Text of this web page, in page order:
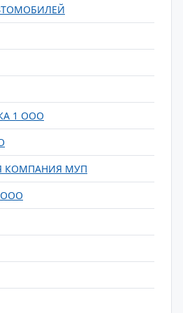
1 ООО
КОМПАНИЯ МУП
ООО